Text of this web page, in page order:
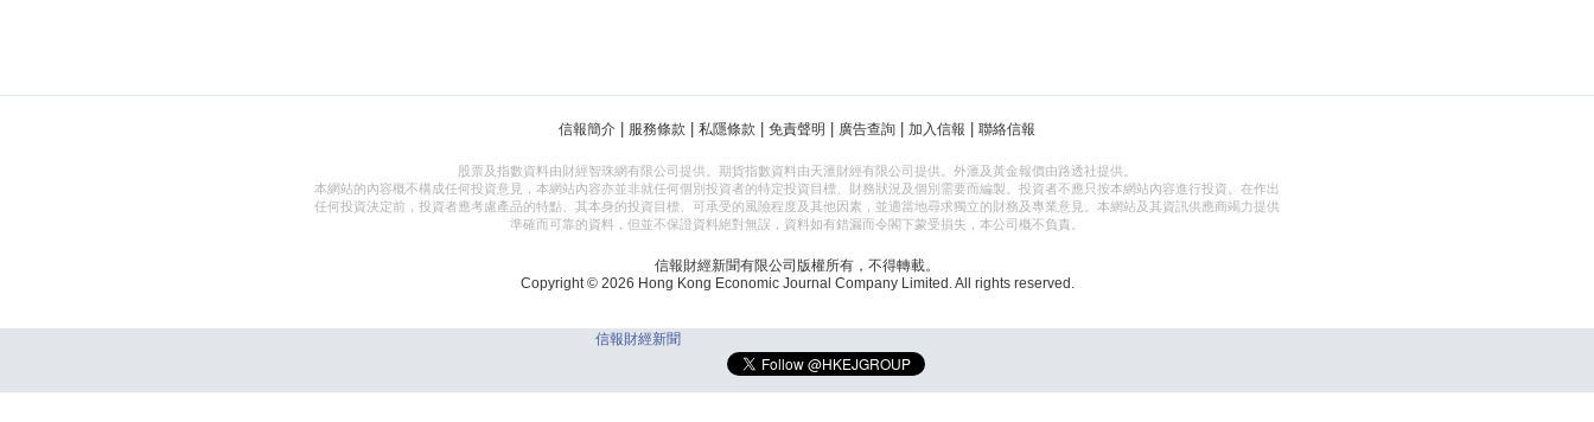
信報簡介 服務條款 私隱條款 免責聲明 廣告查詢 加入信報 聯絡信報
股票及指數資料由財經智珠網有限公司提供。期貨指數資料由天滙財經有限公司提供。外滙及黃金報價由路透社提供。
本網站的內容概不構成任何投資意見，本網站內容亦並非就任何個別投資者的特定投資目標、財務狀況及個別需要而編製。投資者不應只按本網站內容進行投資。在作出
任何投資決定前，投資者應考慮產品的特點、其本身的投資目標、可承受的風險程度及其他因素，並適當地尋求獨立的財務及專業意見。本網站及其資訊供應商竭力提供
準確而可靠的資料，但並不保證資料絕對無誤，資料如有錯漏而令閣下蒙受損失，本公司概不負責。
信報財經新聞有限公司版權所有，不得轉載。
Copyright © 2026 Hong Kong Economic Journal Company Limited. All rights reserved.
信報財經新聞